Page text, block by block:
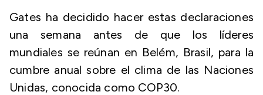
Gates ha decidido hacer estas declaraciones
una semana antes de que los líderes
mundiales se reúnan en Belém, Brasil, para la
cumbre anual sobre el clima de las Naciones
Unidas, conocida como COP30.